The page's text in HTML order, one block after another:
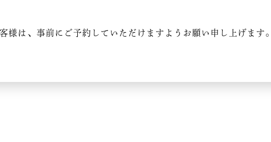
様は、事前にご予約していただけますようお願い申し上げます。